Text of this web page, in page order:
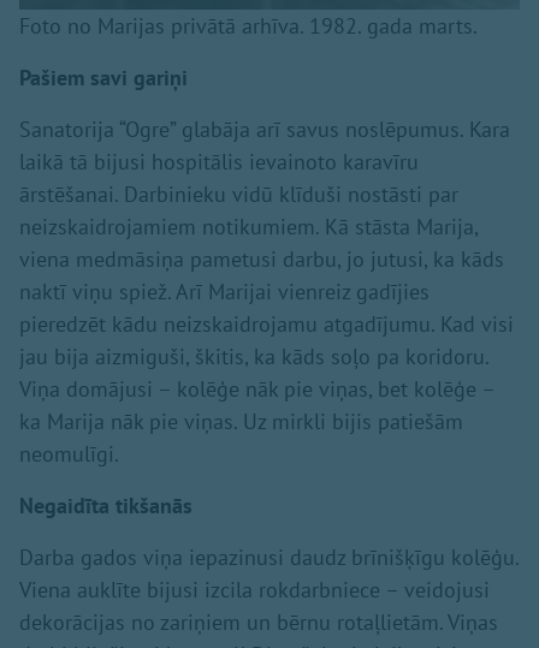
Foto no Marijas privātā arhīva. 1982. gada marts.
Pašiem savi gariņi
Sanatorija “Ogre” glabāja arī savus noslēpumus. Kara
laikā tā bijusi hospitālis ievainoto karavīru
ārstēšanai. Darbinieku vidū klīduši nostāsti par
neizskaidrojamiem notikumiem. Kā stāsta Marija,
viena medmāsiņa pametusi darbu, jo jutusi, ka kāds
naktī viņu spiež. Arī Marijai vienreiz gadījies
pieredzēt kādu neizskaidrojamu atgadījumu. Kad visi
jau bija aizmiguši, škitis, ka kāds soļo pa koridoru.
Viņa domājusi – kolēģe nāk pie viņas, bet kolēģe –
ka Marija nāk pie viņas. Uz mirkli bijis patiešām
neomulīgi.
Negaidīta tikšanās
Darba gados viņa iepazinusi daudz brīnišķīgu kolēģu.
Viena auklīte bijusi izcila rokdarbniece – veidojusi
dekorācijas no zariņiem un bērnu rotaļlietām. Viņas